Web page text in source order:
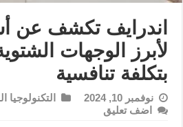
اندرايف تكشف عن
لأبرز الوجهات
بتكلفة تنافسية
نوفمبر 10, 2024 التكنولوجيا
اضف تعليق